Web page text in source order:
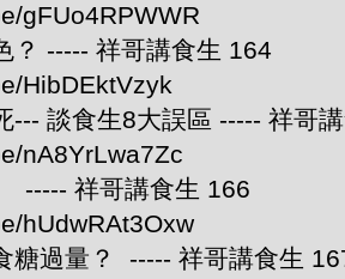
gFUo4RPWWR
？ ----- 祥哥講食生 164
HibDEktVzyk
--- 談食生8大誤區 ----- 祥哥
nA8YrLwa7Zc
----- 祥哥講食生 166
hUdwRAt3Oxw
糖過量？ ----- 祥哥講食生